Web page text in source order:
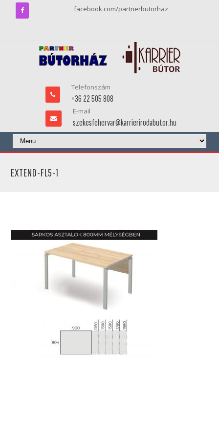
facebook.com/partnerbutorhaz
Telefonszám
+36 22 505 808
E-mail
szekesfehervar@karrierirodabutor.hu
EXTEND-FL5-1